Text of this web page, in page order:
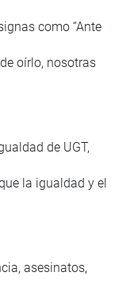
como “Ante
oírlo, nosotras
de UGT,
la igualdad y el
asesinatos,